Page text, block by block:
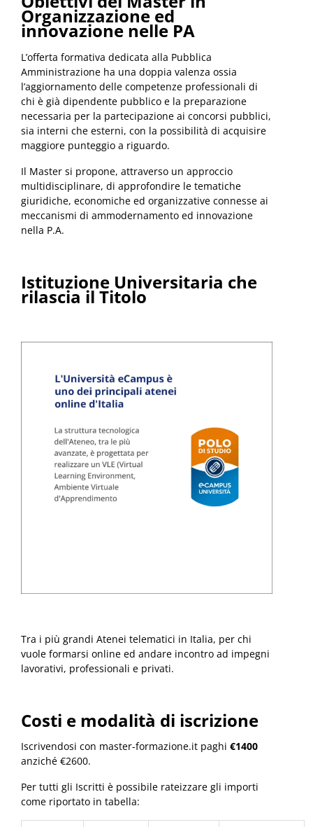
Organizzazione ed
innovazione nelle PA
L’offerta formativa dedicata alla Pubblica
Amministrazione ha una doppia valenza ossia
l’aggiornamento delle competenze professionali di
chi è già dipendente pubblico e la preparazione
necessaria per la partecipazione ai concorsi pubblici,
sia interni che esterni, con la possibilità di acquisire
maggiore punteggio a riguardo.
Il Master si propone, attraverso un approccio
multidisciplinare, di approfondire le tematiche
giuridiche, economiche ed organizzative connesse ai
meccanismi di ammodernamento ed innovazione
nella P.A.
Istituzione Universitaria che
rilascia il Titolo
Tra i più grandi Atenei telematici in Italia, per chi
vuole formarsi online ed andare incontro ad impegni
lavorativi, professionali e privati.
Costi e modalità di iscrizione
Iscrivendosi con master-formazione.it paghi €1400
anziché €2600.
Per tutti gli Iscritti è possibile rateizzare gli importi
come riportato in tabella: